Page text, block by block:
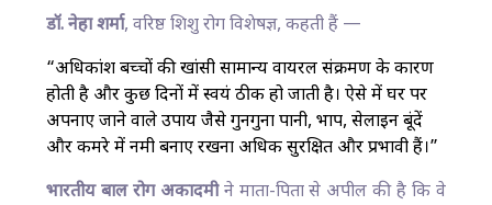
डॉ. नेहा शर्मा, वरिष्ठ शिशु रोग विशेषज्ञ, कहती हैं —
“अधिकांश बच्चों की खांसी सामान्य वायरल संक्रमण के कारण
होती है और कुछ दिनों में स्वयं ठीक हो जाती है। ऐसे में घर पर
अपनाए जाने वाले उपाय जैसे गुनगुना पानी, भाप, सेलाइन बूंदें
और कमरे में नमी बनाए रखना अधिक सुरक्षित और प्रभावी हैं।”
भारतीय बाल रोग अकादमीने माता-पिता से अपील की है कि वे